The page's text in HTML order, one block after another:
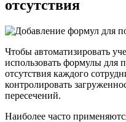
отсутствия
Чтобы автоматизировать
использовать формулы для
отсутствия каждого
контролировать
пересечений.
Наиболее часто